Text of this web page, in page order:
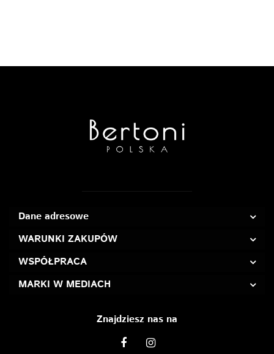
Dane adresowe
WARUNKI ZAKUPÓW
WSPÓŁPRACA
MARKI W MEDIACH
Znajdziesz nas na